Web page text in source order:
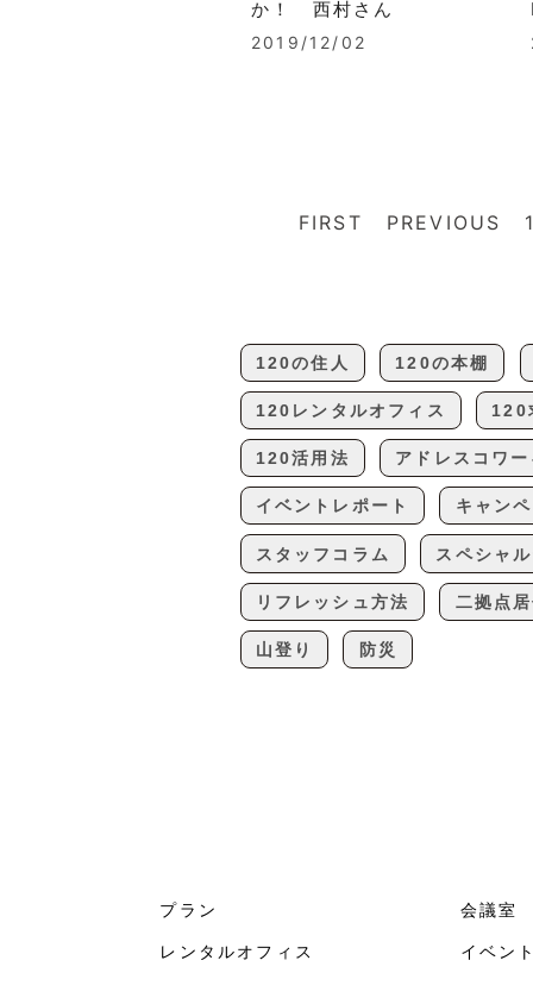
か！ 西村さん
2019/12/02
FIRST PREVIOUS
120の住人 120の本棚
120レンタルオフィス 120
120活用法 アドレスコワ
イベントレポート キャン
スタッフコラム スペシャ
リフレッシュ方法 二拠点
山登り 防災
プラン 会議室
レンタルオフィス イベン